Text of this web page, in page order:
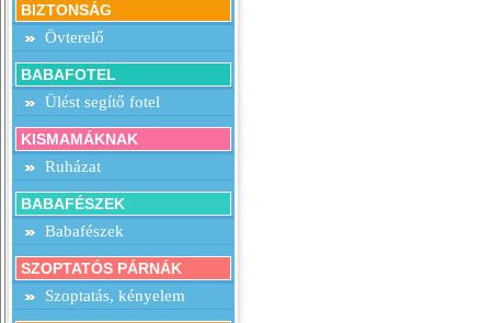
BIZTONSÁG
Övterelő
BABAFOTEL
Ülést segítő fotel
KISMAMÁKNAK
Ruházat
BABAFÉSZEK
Babafészek
SZOPTATÓS PÁRNÁK
Szoptatás, kényelem